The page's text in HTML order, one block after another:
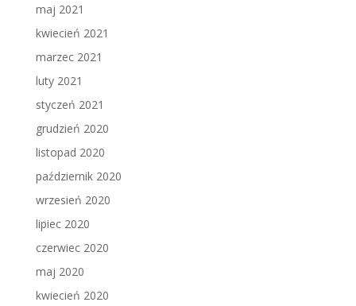
maj 2021
kwiecień 2021
marzec 2021
luty 2021
styczeń 2021
grudzień 2020
listopad 2020
październik 2020
wrzesień 2020
lipiec 2020
czerwiec 2020
maj 2020
kwiecień 2020